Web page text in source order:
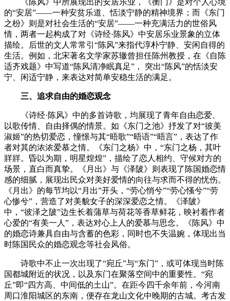
《陈风》中所展现出的安居乐业，《衡门》是对个人心境
的“安居”——一种安贫乐道、恬淡宁静的精神境界；而《东门
之枌》则是对社会生活的“安居”——一种充满活力的世俗风
情，两者一起构成了对《诗经·陈风》中安居乐业景象的立体
描绘。后世的文人常常引“陈风”来指代淳朴宁静、安闲自得的
生活。例如，北宋著名文学家苏辙曾担任陈州教授，在《自陈
适齐戏题》中写道“陈风清净眠真足”， 突出“陈风”的恬淡安
宁、闲适宁静，来表达对简单安稳生活的满足。
三、追求自由的婚恋观念
《诗经·陈风》中的多首诗歌，均展现了青年自由恋爱、
以歌传情、自由择偶的情景。如《东门之池》抒发了对“彼美
淑姬”的热切爱恋，憧憬与其“晤歌”“晤语”“晤言”，表达了作
者对其的浓浓爱慕之情。《东门之杨》中，“东门之杨，其叶
牂牂。昏以为期，明星煌煌”，描绘了恋人相约、守候对方的
场景，直白而真挚。《月出》与《泽陂》则表现了陈国婚恋情
感的细腻，展现出民众对美好爱情的向往与求而不得的忧伤。
《月出》的每节均以“月出”开头，“劳心悄兮”“劳心慅兮”“劳
心惨兮”，营造了对美貌女子的深深爱恋之情。《泽陂》
中，“彼泽之陂”边生长着蒲草与荷花等香草鲜花，映衬着作者
心爱的“有美一人”，表达对心上人的爱慕与思念。
《陈风》中
的婚恋诗兼具自由与含蓄的色彩，同时也不失温婉，体现出当
时陈国民众的婚恋观念等社会风俗。
诗歌中不止一次出现了“宛丘”与“东门”，或可体现当时陈
国都城附近的状况，以及东门在聚落空间中的重要性。“宛
丘”即“四方高、中间低的土山”。在距今四千余年前，今河南
周口淮阳城区的东南，便存在龙山文化中晚期的古城。考古发